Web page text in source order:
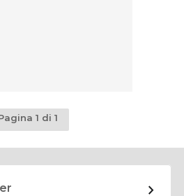
1 di 1